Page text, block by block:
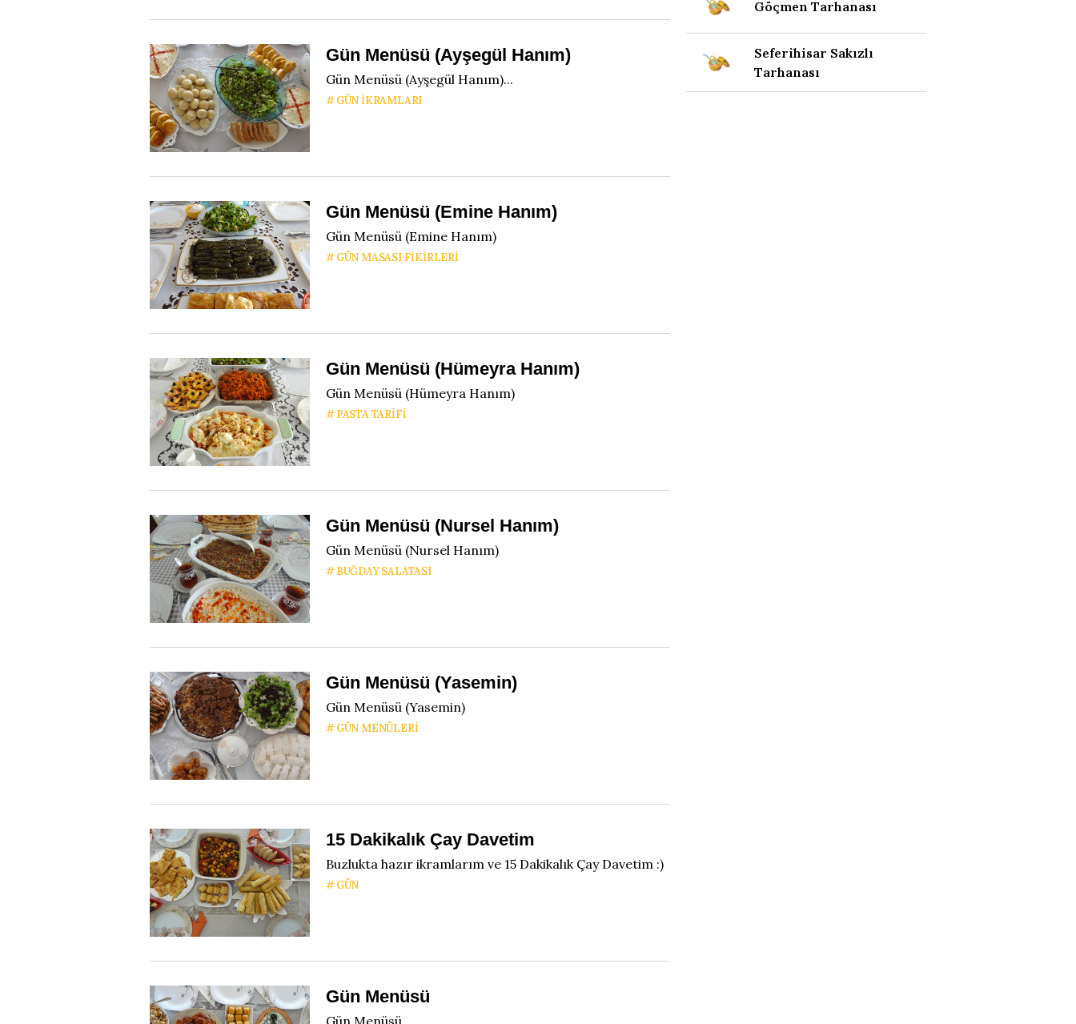
Gün Menüsü (Ayşegül Hanım)
Gün Menüsü (Ayşegül Hanım)...
GÜN IKRAMLARI
Gün Menüsü (Emine Hanım)
Gün Menüsü (Emine Hanım)
GÜN MASASI FIKIRLERI
Gün Menüsü (Hümeyra Hanım)
Gün Menüsü (Hümeyra Hanım)
PASTA TARIFI
Gün Menüsü (Nursel Hanım)
Gün Menüsü (Nursel Hanım)
BUĞDAY SALATASI
Gün Menüsü (Yasemin)
Gün Menüsü (Yasemin)
GÜN MENÜLERI
15 Dakikalık Çay Davetim
Buzlukta hazır ikramlarım ve 15 Dakikalık Çay Davetim :)
GÜN
Gün Menüsü
Gün Menüsü
Göçmen Tarhanası
Seferihisar Sakızlı
Tarhanası